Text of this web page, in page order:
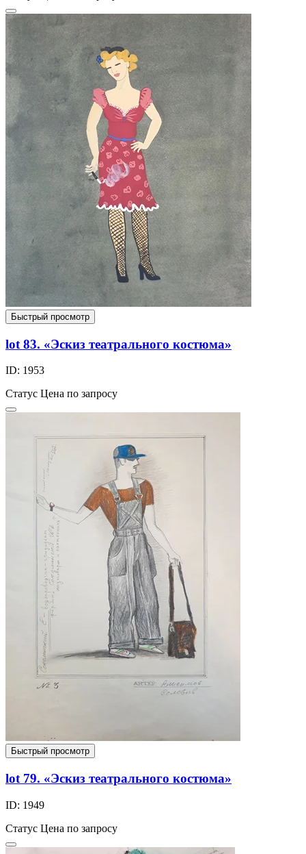
Быстрый просмотр
lot 83. «Эскиз театрального костюма»
ID: 1953
Статус Цена по запросу
Быстрый просмотр
lot 79. «Эскиз театрального костюма»
ID: 1949
Статус Цена по запросу